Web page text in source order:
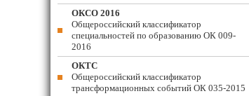
ОКСО 2016
Общероссийский классификатор
специальностей по образованию ОК 009-
2016
ОКТС
Общероссийский классификатор
трансформационных событий ОК 035-2015